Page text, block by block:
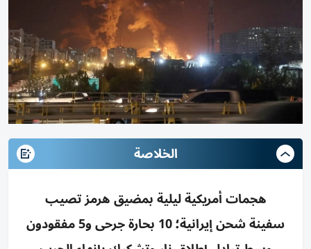
الخلاصة
هجمات أمريكية ليلية بمضيق هرمز تصيب
سفينة شحن إيرانية؛ 10 بحارة جرحى و5 مفقودون